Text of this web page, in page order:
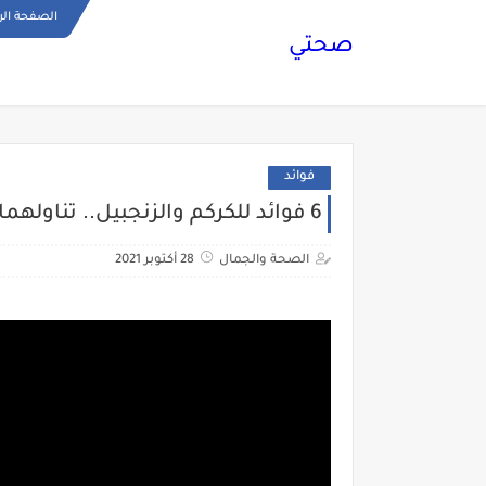
الصفحة
صحتي
فوائد
6 فوائد للكركم والزنجبيل.. تناولهما معًا
الصحة والجمال 28 أكتوبر 2021